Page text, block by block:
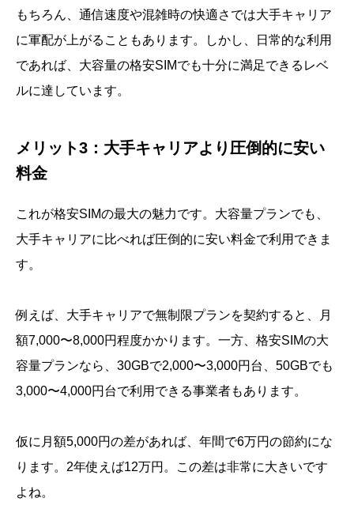
もちろん、通信速度や混雑時の快適さでは大手キャリア
に軍配が上がることもあります。しかし、日常的な利用
であれば、大容量の格安SIMでも十分に満足できるレベ
ルに達しています。
メリット3：大手キャリアより圧倒的に安い
料金
これが格安SIMの最大の魅力です。大容量プランでも、
大手キャリアに比べれば圧倒的に安い料金で利用できま
す。
例えば、大手キャリアで無制限プランを契約すると、月
額7,000〜8,000円程度かかります。一方、格安SIMの大
容量プランなら、30GBで2,000〜3,000円台、50GBでも
3,000〜4,000円台で利用できる事業者もあります。
仮に月額5,000円の差があれば、年間で6万円の節約にな
ります。2年使えば12万円。この差は非常に大きいです
よね。